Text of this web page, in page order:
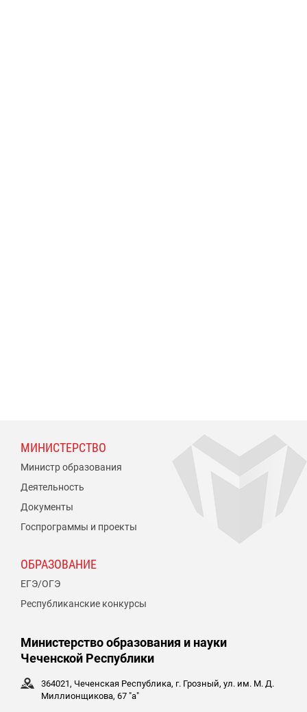
МИНИСТЕРСТВО
Министр образования
Деятельность
Документы
Госпрограммы и проекты
ОБРАЗОВАНИЕ
ЕГЭ/ОГЭ
Республиканские конкурсы
Министерство образования и науки
Чеченской Республики
364021, Чеченская Республика, г. Грозный, ул. им. М. Д.
Миллионщикова, 67 "а"